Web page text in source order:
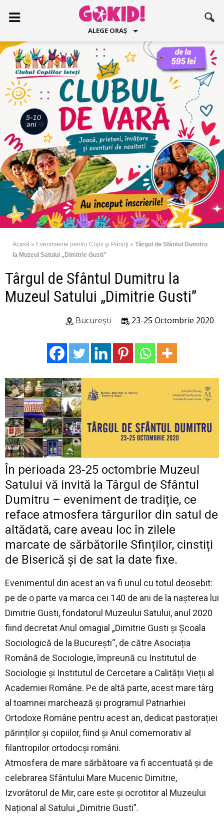
ALEGE ORAȘ
Acasă » Evenimente pentru Copii şi Părinţi » Târgul de Sfântul Dumitru
la Muzeul Satului „Dimitrie Gusti”
Târgul de Sfântul Dumitru la
Muzeul Satului „Dimitrie Gusti”
23-25 Octombrie 2020
București
În perioada 23-25 octombrie Muzeul
Satului vă invită la Târgul de Sfântul
Dumitru – eveniment de tradiție, ce
reface atmosfera târgurilor din satul de
altădată, care aveau loc în zilele
marcate de sărbătorile Sfinților, cinstiți
de Biserică și de sat la date fixe.
Evenimentul din acest an va fi unul cu totul deosebit:
pe de o parte va marca cei 140 de ani de la nașterea lui
Dimitrie Gusti, fondatorul Muzeului Satului, anul 2020
fiind decretat Anul omagial „Dimitrie Gusti și Școala
Sociologică de la București“, de către Asociația
Română de Sociologie, împreună cu Institutul de
Sociologie și Institutul de Cercetare a Calității Vieții al
Academiei Române. Pe de altă parte, acest mare târg
al toamnei marchează și programul Patriarhiei
Ortodoxe Române pentru acest an, dedicat pastorației
părinților și copiilor, fiind și Anul comemorativ al
filantropilor ortodocși români.
Atmosfera de mare sărbătoare va fi accentuată și de
celebrarea Sfântului Mare Mucenic Dimitrie,
Izvorâtorul de Mir, care este și ocrotitor al Muzeului
Național al Satului „Dimitrie Gusti”.